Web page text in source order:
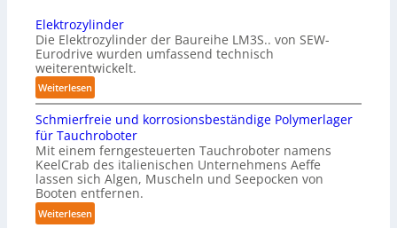
-
B
e
l
d
u
n
g
f
ü
r
K
n
s
i
b
l
i
n
g
e
r
Elektrozylinder
Die Elektrozylinder der Baureihe LM3S.. von SEW-
Eurodrive wurden umfassend technisch
weiterentwickelt.
Weiterlesen:
E
l
e
k
t
r
o
z
Schmierfreie und korrosionsbeständige Polymerlager
für Tauchroboter
Mit einem ferngesteuerten Tauchroboter namens
KeelCrab des italienischen Unternehmens Aeffe
lassen sich Algen, Muscheln und Seepocken von
Booten entfernen.
Weiterlesen: